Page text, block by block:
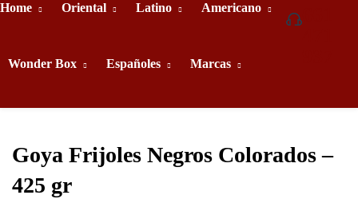
Home Oriental Latino Americano
Wonder Box Españoles Marcas
661
Goya Frijoles Negros Colorados –
425 gr